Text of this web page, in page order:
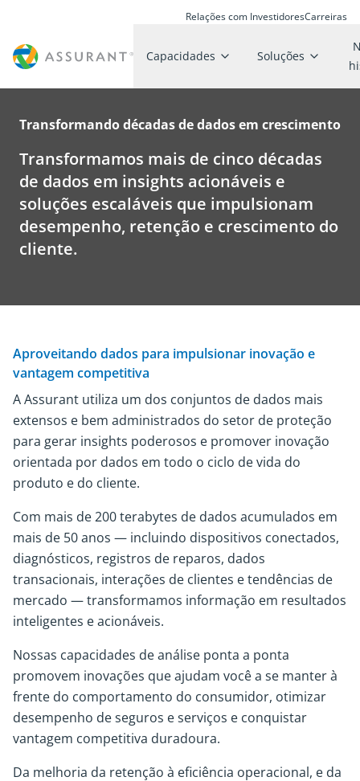
Relações com InvestidoresCarreiras
Capacidades Soluções
Transformando décadas de dados em crescimento
Transformamos mais de cinco décadas
de dados em insights acionáveis e
soluções escaláveis que impulsionam
desempenho, retenção e crescimento do
cliente.
Aproveitando dados para impulsionar inovação e
vantagem competitiva
A Assurant utiliza um dos conjuntos de dados mais
extensos e bem administrados do setor de proteção
para gerar insights poderosos e promover inovação
orientada por dados em todo o ciclo de vida do
produto e do cliente.
Com mais de 200 terabytes de dados acumulados em
mais de 50 anos — incluindo dispositivos conectados,
diagnósticos, registros de reparos, dados
transacionais, interações de clientes e tendências de
mercado — transformamos informação em resultados
inteligentes e acionáveis.
Nossas capacidades de análise ponta a ponta
promovem inovações que ajudam você a se manter à
frente do comportamento do consumidor, otimizar
desempenho de seguros e serviços e conquistar
vantagem competitiva duradoura.
Da melhoria da retenção à eficiência operacional, e da